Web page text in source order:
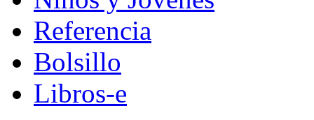
Referencia
Bolsillo
Libros-e